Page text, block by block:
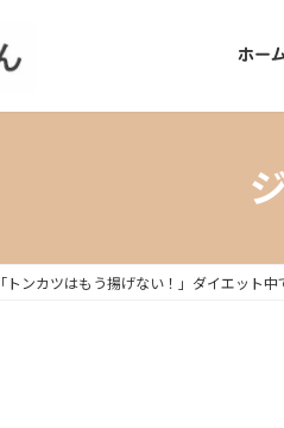
ホー
「トンカツはもう揚げない！」ダイエット